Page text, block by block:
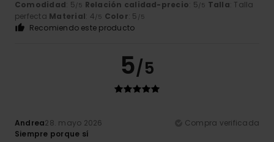
Comodidad: 5/5 Relación calidad-precio: 5/5 Talla: Talla
perfecta Material: 4/5 Color: 5 /5
Recomiendo este producto
5/5
Andrea28. mayo 2026
Compra verificada
Siempre porque sí